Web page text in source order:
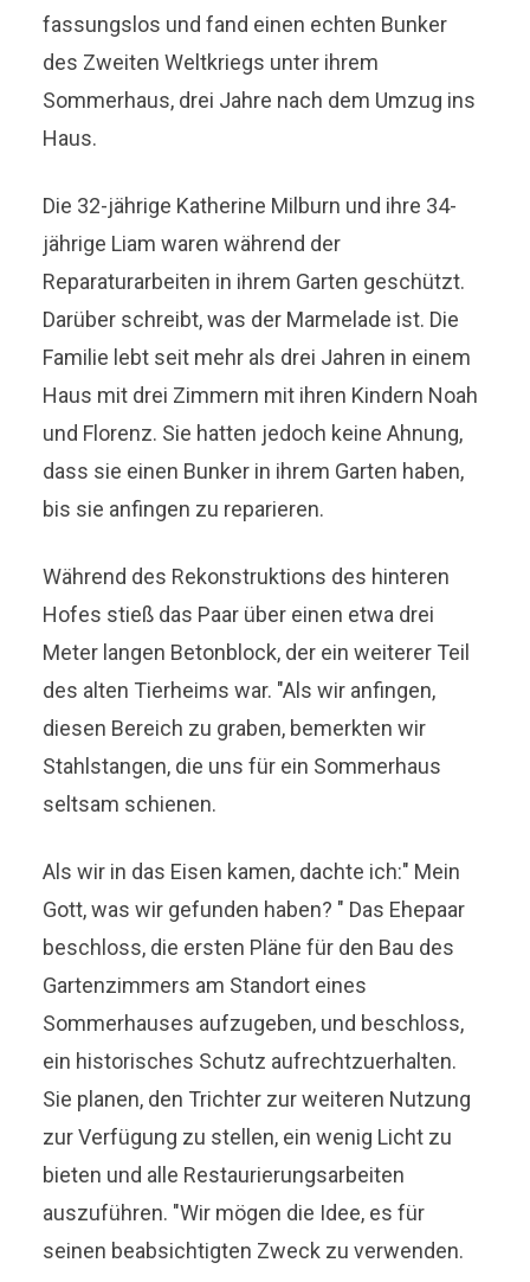
fassungslos und fand einen echten Bunker
des Zweiten Weltkriegs unter ihrem
Sommerhaus, drei Jahre nach dem Umzug ins
Haus.
Die 32-jährige Katherine Milburn und ihre 34-
jährige Liam waren während der
Reparaturarbeiten in ihrem Garten geschützt.
Darüber schreibt, was der Marmelade ist. Die
Familie lebt seit mehr als drei Jahren in einem
Haus mit drei Zimmern mit ihren Kindern Noah
und Florenz. Sie hatten jedoch keine Ahnung,
dass sie einen Bunker in ihrem Garten haben,
bis sie anfingen zu reparieren.
Während des Rekonstruktions des hinteren
Hofes stieß das Paar über einen etwa drei
Meter langen Betonblock, der ein weiterer Teil
des alten Tierheims war. "Als wir anfingen,
diesen Bereich zu graben, bemerkten wir
Stahlstangen, die uns für ein Sommerhaus
seltsam schienen.
Als wir in das Eisen kamen, dachte ich:" Mein
Gott, was wir gefunden haben? " Das Ehepaar
beschloss, die ersten Pläne für den Bau des
Gartenzimmers am Standort eines
Sommerhauses aufzugeben, und beschloss,
ein historisches Schutz aufrechtzuerhalten.
Sie planen, den Trichter zur weiteren Nutzung
zur Verfügung zu stellen, ein wenig Licht zu
bieten und alle Restaurierungsarbeiten
auszuführen. "Wir mögen die Idee, es für
seinen beabsichtigten Zweck zu verwenden.